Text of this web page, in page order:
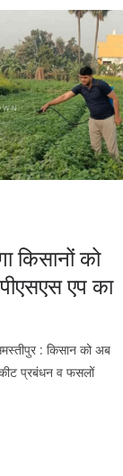
किसानों को
एप का
: किसान को अब
प्रबंधन व फसलों